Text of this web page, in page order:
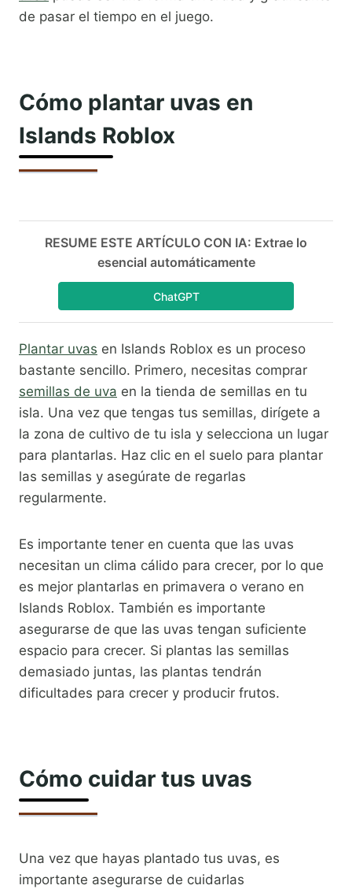
de pasar el tiempo en el juego.
Cómo plantar uvas en
Islands Roblox
RESUME ESTE ARTÍCULO CON IA: Extrae lo
esencial automáticamente
ChatGPT
Plantar uvas en Islands Roblox es un proceso
bastante sencillo. Primero, necesitas comprar
semillas de uva en la tienda de semillas en tu
isla. Una vez que tengas tus semillas, dirígete a
la zona de cultivo de tu isla y selecciona un lugar
para plantarlas. Haz clic en el suelo para plantar
las semillas y asegúrate de regarlas
regularmente.
Es importante tener en cuenta que las uvas
necesitan un clima cálido para crecer, por lo que
es mejor plantarlas en primavera o verano en
Islands Roblox. También es importante
asegurarse de que las uvas tengan suficiente
espacio para crecer. Si plantas las semillas
demasiado juntas, las plantas tendrán
dificultades para crecer y producir frutos.
Cómo cuidar tus uvas
Una vez que hayas plantado tus uvas, es
importante asegurarse de cuidarlas